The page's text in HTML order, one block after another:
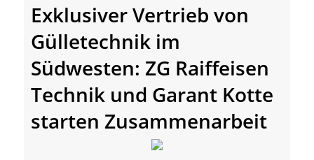
Exklusiver Vertrieb von
Gülletechnik im
Südwesten: ZG Raiffeisen
Technik und Garant Kotte
starten Zusammenarbeit